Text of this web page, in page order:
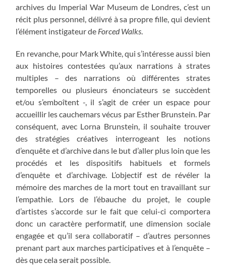
archives du Imperial War Museum de Londres, c’est un
récit plus personnel, délivré à sa propre fille, qui devient
l’élément instigateur de Forced Walks.
En revanche, pour Mark White, qui s’intéresse aussi bien
aux histoires contestées qu’aux narrations à strates
multiples – des narrations où différentes strates
temporelles ou plusieurs énonciateurs se succèdent
et/ou s’emboîtent -, il s’agit de créer un espace pour
accueillir les cauchemars vécus par Esther Brunstein. Par
conséquent, avec Lorna Brunstein, il souhaite trouver
des stratégies créatives interrogeant les notions
d’enquête et d’archive dans le but d’aller plus loin que les
procédés et les dispositifs habituels et formels
d’enquête et d’archivage. L’objectif est de révéler la
mémoire des marches de la mort tout en travaillant sur
l’empathie. Lors de l’ébauche du projet, le couple
d’artistes s’accorde sur le fait que celui-ci comportera
donc un caractère performatif, une dimension sociale
engagée et qu’il sera collaboratif – d’autres personnes
prenant part aux marches participatives et à l’enquête –
dès que cela serait possible.